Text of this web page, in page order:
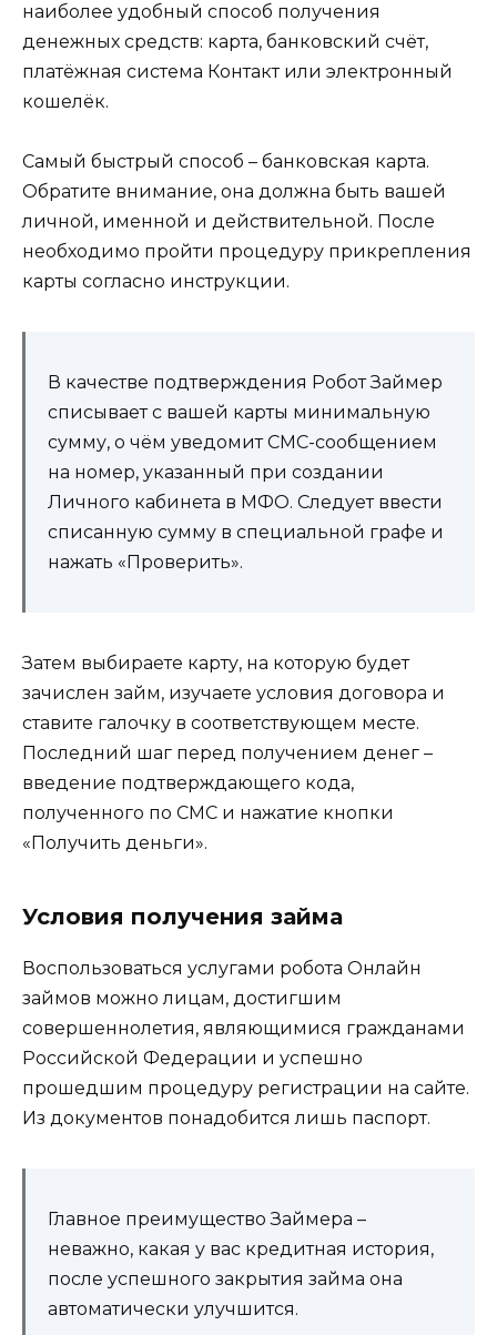
наиболее удобный способ получения
денежных средств: карта, банковский счёт,
платёжная система Контакт или электронный
кошелёк.
Самый быстрый способ – банковская карта.
Обратите внимание, она должна быть вашей
личной, именной и действительной. После
необходимо пройти процедуру прикрепления
карты согласно инструкции.
В качестве подтверждения Робот Займер
списывает с вашей карты минимальную
сумму, о чём уведомит СМС-сообщением
на номер, указанный при создании
Личного кабинета в МФО. Следует ввести
списанную сумму в специальной графе и
нажать «Проверить».
Затем выбираете карту, на которую будет
зачислен займ, изучаете условия договора и
ставите галочку в соответствующем месте.
Последний шаг перед получением денег –
введение подтверждающего кода,
полученного по СМС и нажатие кнопки
«Получить деньги».
Условия получения займа
Воспользоваться услугами робота Онлайн
займов можно лицам, достигшим
совершеннолетия, являющимися гражданами
Российской Федерации и успешно
прошедшим процедуру регистрации на сайте.
Из документов понадобится лишь паспорт.
Главное преимущество Займера –
неважно, какая у вас кредитная история,
после успешного закрытия займа она
автоматически улучшится.